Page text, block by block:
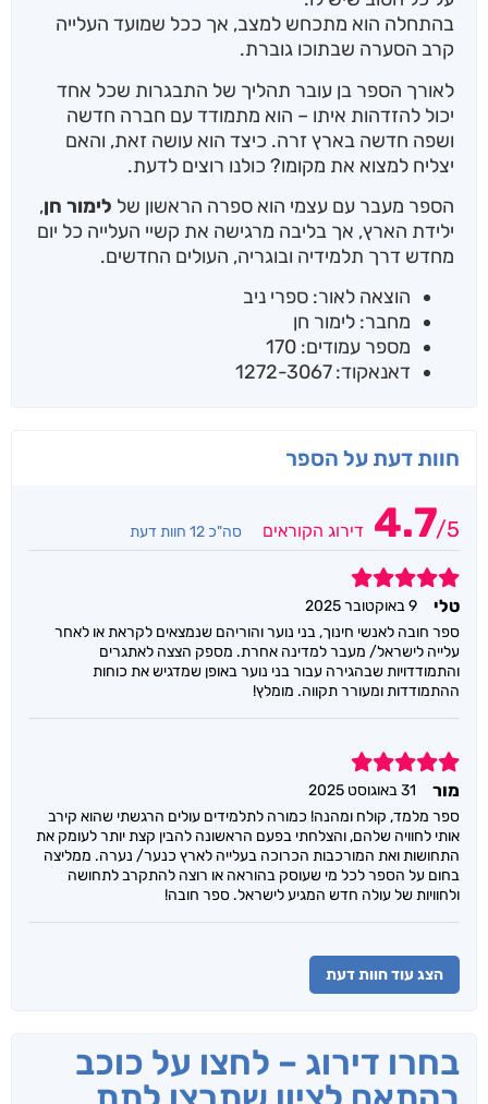
בהתחלה הוא מתכחש למצב, אך ככל שמועד העלייה
קרב הסערה שבתוכו גוברת.
לאורך הספר בן עובר תהליך של התבגרות שכל אחד
יכול להזדהות איתו – הוא מתמודד עם חברה חדשה
ושפה חדשה בארץ זרה. כיצד הוא עושה זאת, והאם
יצליח למצוא את מקומו? כולנו רוצים לדעת.
הספר מעבר עם עצמי הוא ספרה הראשון של לימור חן,
ילידת הארץ, אך בליבה מרגישה את קשיי העלייה כל יום
מחדש דרך תלמידיה ובוגריה, העולים החדשים.
הוצאה לאור: ספרי ניב
מחבר: לימור חן
מספר עמודים: 170
דאנאקוד: 1272-3067
חוות דעת על הספר
4.7/5 דירוג הקוראים סה"כ 12 חוות דעת
5
טלי
9 באוקטובר 2025
ספר חובה לאנשי חינוך, בני נוער והוריהם שנמצאים לקראת או לאחר
עלייה לישראל/ מעבר למדינה אחרת. מספק הצצה לאתגרים
והתמודדויות שבהגירה עבור בני נוער באופן שמדגיש את כוחות
ההתמודדות ומעורר תקווה. מומלץ!
5
מור
31 באוגוסט 2025
ספר מלמד, קולח ומהנה! כמורה לתלמידים עולים הרגשתי שהוא קירב
אותי לחוויה שלהם, והצלחתי בפעם הראשונה להבין קצת יותר לעומק את
התחושות ואת המורכבות הכרוכה בעלייה לארץ כנער/ נערה. ממליצה
בחום על הספר לכל מי שעוסק בהוראה או רוצה להתקרב לתחושה
ולחוויות של עולה חדש המגיע לישראל. ספר חובה!
הצג עוד חוות דעת
בחרו דירוג – לחצו על כוכב